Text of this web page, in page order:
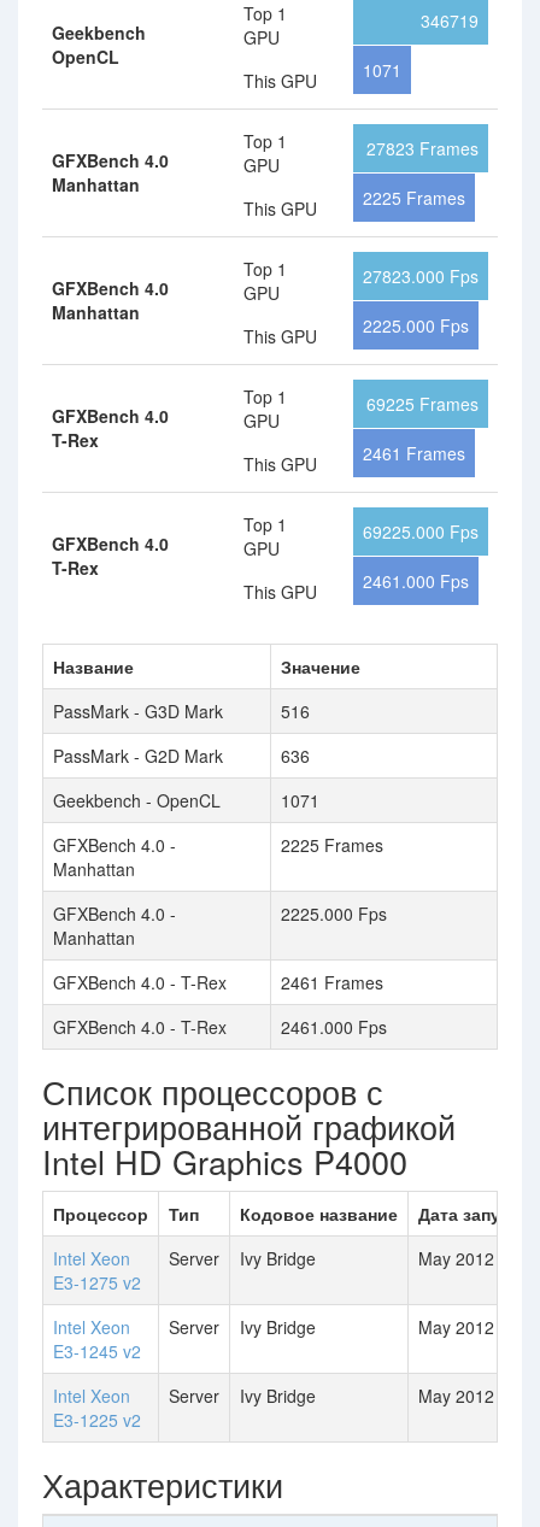
Geekbench
OpenCL
Top 1
GPU
This GPU
346719
1071
GFXBench 4.0
Manhattan
Top 1
GPU
This GPU
27823 Frames
2225 Frames
GFXBench 4.0
Manhattan
Top 1
GPU
This GPU
27823.000 Fps
2225.000 Fps
GFXBench 4.0
T-Rex
Top 1
GPU
This GPU
69225 Frames
2461 Frames
GFXBench 4.0
T-Rex
Top 1
GPU
This GPU
69225.000 Fps
2461.000 Fps
Название
Значение
PassMark - G3D Mark
516
PassMark - G2D Mark
636
Geekbench - OpenCL
1071
GFXBench 4.0 -
Manhattan
2225 Frames
GFXBench 4.0 -
Manhattan
2225.000 Fps
GFXBench 4.0 - T-Rex
2461 Frames
GFXBench 4.0 - T-Rex
2461.000 Fps
Список процессоров с
интегрированной графикой
Intel HD Graphics P4000
Процессор Тип Кодовое название
Дата запуска
Intel Xeon
E3-1275 v2
Server Ivy Bridge May 2012
Intel Xeon
E3-1245 v2
Server Ivy Bridge May 2012
Intel Xeon
E3-1225 v2
Server Ivy Bridge May 2012
Характеристики